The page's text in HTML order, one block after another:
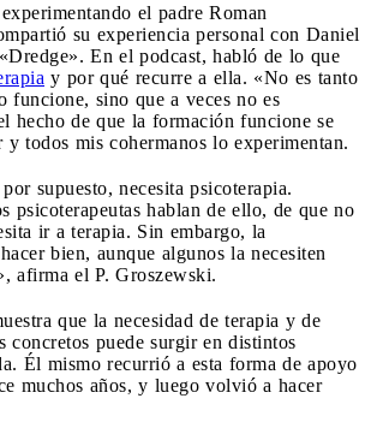
el padre Roman
su experiencia personal con Daniel
En el podcast, habló de lo que
y por qué recurre a ella. «No es tanto
funcione, sino que a veces no es
hecho de que la formación funcione se
y todos mis cohermanos lo experimentan.
supuesto, necesita psicoterapia.
psicoterapeutas hablan de ello, de que no
ir a terapia. Sin embargo, la
bien, aunque algunos la necesiten
afirma el P. Groszewski.
que la necesidad de terapia y de
concretos puede surgir en distintos
Él mismo recurrió a esta forma de apoyo
muchos años, y luego volvió a hacer